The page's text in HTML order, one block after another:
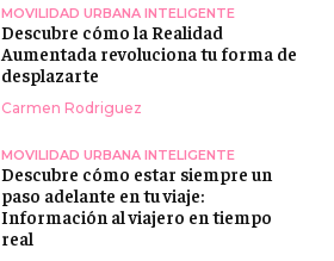
MOVILIDAD URBANA INTELIGENTE
Descubre cómo la Realidad
Aumentada revoluciona tu forma de
desplazarte
Carmen Rodriguez
MOVILIDAD URBANA INTELIGENTE
Descubre cómo estar siempre un
paso adelante en tu viaje:
Información al viajero en tiempo
real